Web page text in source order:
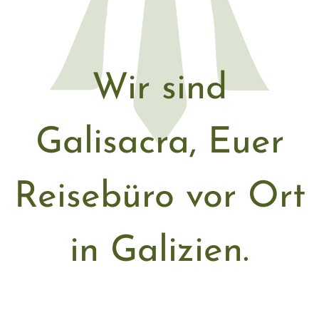
Wir sind
Galisacra, Euer
Reisebüro vor Ort
in Galizien.